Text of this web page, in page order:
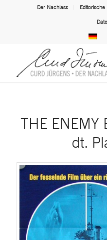
Der Nachlass Editorische
THE ENEMY
dt.